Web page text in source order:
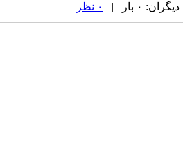
۰ بار | ۰ نظر